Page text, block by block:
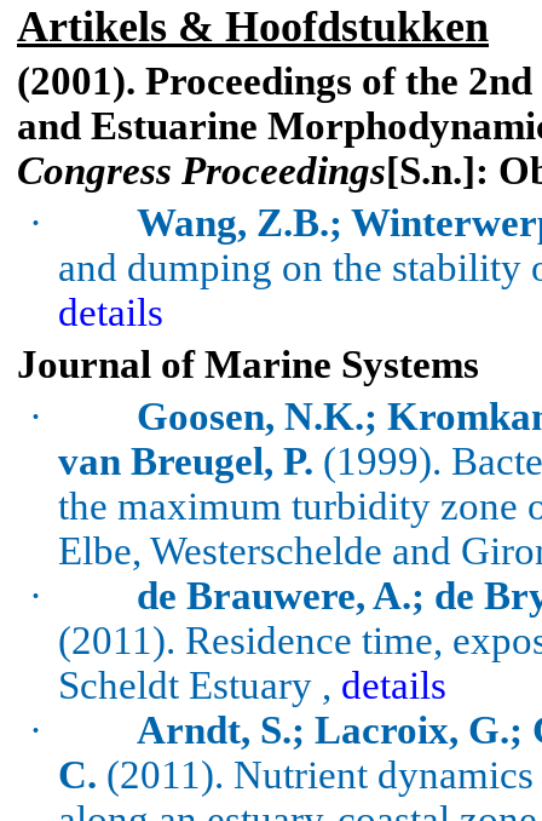
Artikels & Hoofdstukken
(2001). Proceedings of the
and Estuarine
Congress Proceedings[S.n.]:
·
Wang, Z.B.;
and dumping on the stability
details
Journal of Marine Systems
·
Goosen, N.K.;
van Breugel, P. (1999).
the maximum turbidity zone
Elbe, Westerschelde and
·
de Brauwere, A.; de
(2011). Residence time,
Scheldt Estuary , details
·
Arndt, S.; Lacroix, G.;
C. (2011). Nutrient